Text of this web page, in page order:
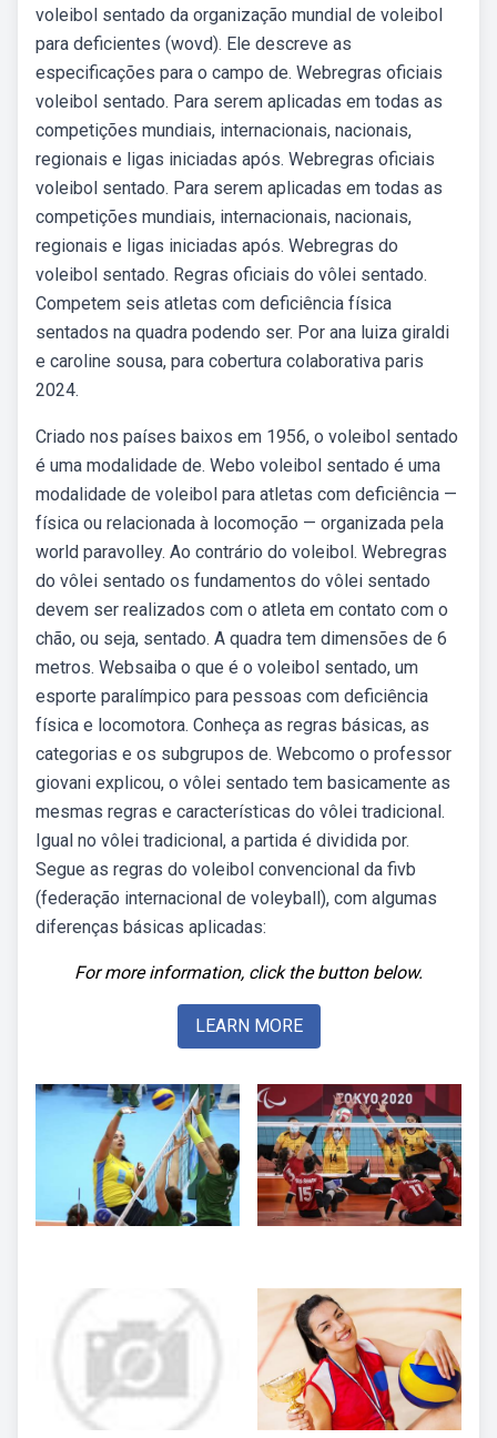
voleibol sentado da organização mundial de voleibol
para deficientes (wovd). Ele descreve as
especificações para o campo de. Webregras oficiais
voleibol sentado. Para serem aplicadas em todas as
competições mundiais, internacionais, nacionais,
regionais e ligas iniciadas após. Webregras oficiais
voleibol sentado. Para serem aplicadas em todas as
competições mundiais, internacionais, nacionais,
regionais e ligas iniciadas após. Webregras do
voleibol sentado. Regras oficiais do vôlei sentado.
Competem seis atletas com deficiência física
sentados na quadra podendo ser. Por ana luiza giraldi
e caroline sousa, para cobertura colaborativa paris
2024.
Criado nos países baixos em 1956, o voleibol sentado
é uma modalidade de. Webo voleibol sentado é uma
modalidade de voleibol para atletas com deficiência —
física ou relacionada à locomoção — organizada pela
world paravolley. Ao contrário do voleibol. Webregras
do vôlei sentado os fundamentos do vôlei sentado
devem ser realizados com o atleta em contato com o
chão, ou seja, sentado. A quadra tem dimensões de 6
metros. Websaiba o que é o voleibol sentado, um
esporte paralímpico para pessoas com deficiência
física e locomotora. Conheça as regras básicas, as
categorias e os subgrupos de. Webcomo o professor
giovani explicou, o vôlei sentado tem basicamente as
mesmas regras e características do vôlei tradicional.
Igual no vôlei tradicional, a partida é dividida por.
Segue as regras do voleibol convencional da fivb
(federação internacional de voleyball), com algumas
diferenças básicas aplicadas:
For more information, click the button below.
LEARN MORE